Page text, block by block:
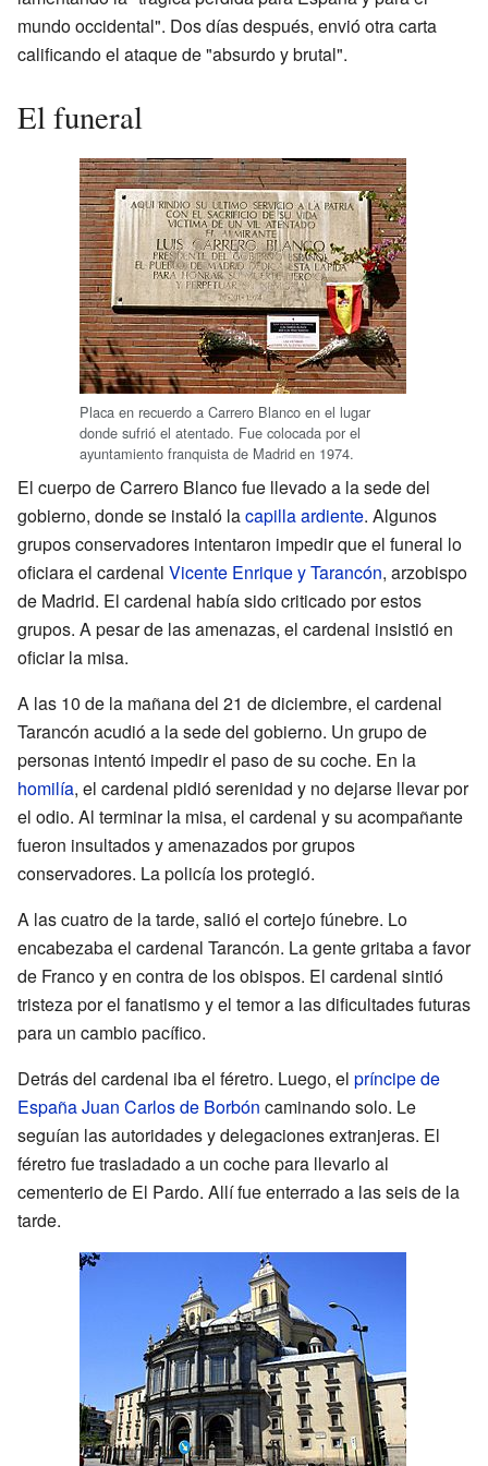
mundo occidental". Dos días después, envió otra carta
calificando el ataque de "absurdo y brutal".
El funeral
Placa en recuerdo a Carrero Blanco en el lugar
donde sufrió el atentado. Fue colocada por el
ayuntamiento franquista de Madrid en 1974.
El cuerpo de Carrero Blanco fue llevado a la sede del
gobierno, donde se instaló lacapilla ardiente. Algunos
grupos conservadores intentaron impedir que el funeral lo
oficiara el cardenal Vicente Enrique y Tarancón, arzobispo
de Madrid. El cardenal había sido criticado por estos
grupos. A pesar de las amenazas, el cardenal insistió en
oficiar la misa.
A las 10 de la mañana del 21 de diciembre, el cardenal
Tarancón acudió a la sede del gobierno. Un grupo de
personas intentó impedir el paso de su coche. En la
homilía, el cardenal pidió serenidad y no dejarse llevar por
el odio. Al terminar la misa, el cardenal y su acompañante
fueron insultados y amenazados por grupos
conservadores. La policía los protegió.
A las cuatro de la tarde, salió el cortejo fúnebre. Lo
encabezaba el cardenal Tarancón. La gente gritaba a favor
de Franco y en contra de los obispos. El cardenal sintió
tristeza por el fanatismo y el temor a las dificultades futuras
para un cambio pacífico.
Detrás del cardenal iba el féretro. Luego, el príncipe de
EspañaJuan Carlos de Borbón caminando solo. Le
seguían las autoridades y delegaciones extranjeras. El
féretro fue trasladado a un coche para llevarlo al
cementerio de El Pardo. Allí fue enterrado a las seis de la
tarde.